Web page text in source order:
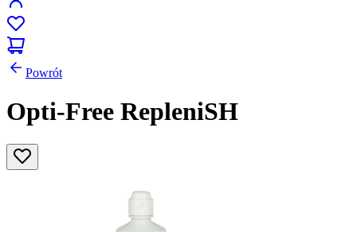
Powrót
Opti-Free RepleniSH